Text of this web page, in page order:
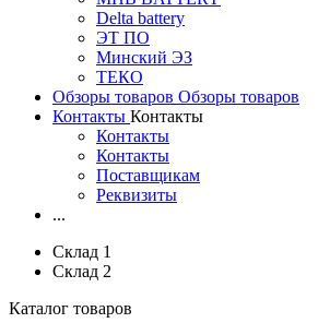
Delta battery
ЭT ПО
Минский ЭЗ
ТЕКО
Обзоры товаров Обзоры товаров
Контакты Контакты
Контакты
Контакты
Поставщикам
Реквизиты
...
Склад 1
Склад 2
Каталог товаров